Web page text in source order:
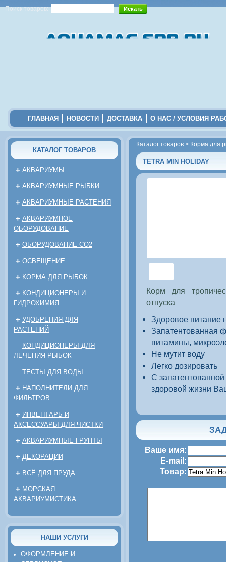
Поиск товаров:
ГЛАВНАЯ НОВОСТИ ДОСТАВКА О НАС / УСЛОВИЯ
КАТАЛОГ ТОВАРОВ
+ АКВАРИУМЫ
+ АКВАРИУМНЫЕ РЫБКИ
+ АКВАРИУМНЫЕ РАСТЕНИЯ
+ АКВАРИУМНОЕ
ОБОРУДОВАНИЕ
+ ОБОРУДОВАНИЕ CO2
+ ОСВЕЩЕНИЕ
+ КОРМА ДЛЯ РЫБОК
+ КОНДИЦИОНЕРЫ И
ГИДРОХИМИЯ
+ УДОБРЕНИЯ ДЛЯ
РАСТЕНИЙ
КОНДИЦИОНЕРЫ ДЛЯ
ЛЕЧЕНИЯ РЫБОК
ТЕСТЫ ДЛЯ ВОДЫ
+ НАПОЛНИТЕЛИ ДЛЯ
ФИЛЬТРОВ
+ ИНВЕНТАРЬ И
АКСЕССУАРЫ ДЛЯ ЧИСТКИ
+ АКВАРИУМНЫЕ ГРУНТЫ
+ ДЕКОРАЦИИ
+ ВСЁ ДЛЯ ПРУДА
+ МОРСКАЯ
АКВАРИУМИСТИКА
НАШИ УСЛУГИ
ОФОРМЛЕНИЕ И
Каталог товаров > Корма для
TETRA MIN HOLIDAY
Корм для
отпуска
Здоровое питание
Запатентованная
витамины,
Не мутит воду
Легко дозировать
С
здоровой жизни
Ваше имя:
E-mail:
Товар: